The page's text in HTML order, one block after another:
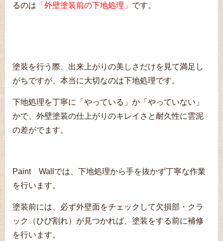
るのは 「外壁塗装前の下地処理」 です。
塗装を行う際、出来上がりの美しさだけを見て満足し
がちですが、本当に大切なのは下地処理です。
下地処理を丁寧に「やっている」か「やっていない」
かで、外壁塗装の仕上がりのキレイさと耐久性に雲泥
の差がでます。
Paint Wallでは、下地処理から手を抜かず丁寧な作業
を行います。
塗装前には、必ず外壁面をチェックして欠損部・クラ
ック（ひび割れ）が見つかれば、塗装をする前に補修
を行います。